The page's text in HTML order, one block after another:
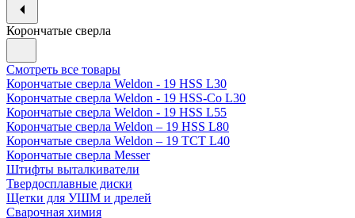
Корончатые сверла
Смотреть все товары
Корончатые сверла Weldon - 19 HSS L30
Корончатые сверла Weldon - 19 HSS-Co L30
Корончатые сверла Weldon - 19 HSS L55
Корончатые сверла Weldon – 19 HSS L80
Корончатые сверла Weldon – 19 TCT L40
Корончатые сверла Messer
Штифты выталкиватели
Твердосплавные диски
Щетки для УШМ и дрелей
Сварочная химия